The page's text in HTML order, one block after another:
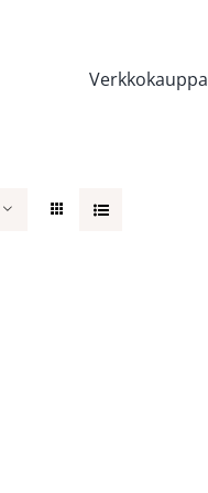
Verkkokauppa